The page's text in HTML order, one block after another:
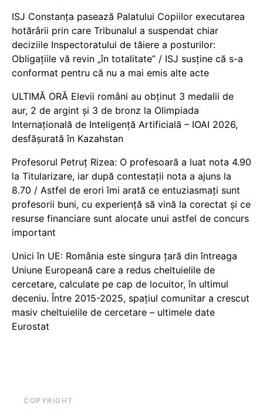
ISJ Constanța pasează Palatului Copiilor executarea
hotărârii prin care Tribunalul a suspendat chiar
deciziile Inspectoratului de tăiere a posturilor:
Obligațiile vă revin „în totalitate” / ISJ susține că s-a
conformat pentru că nu a mai emis alte acte
ULTIMĂ ORĂ Elevii români au obținut 3 medalii de
aur, 2 de argint și 3 de bronz la Olimpiada
Internațională de Inteligență Artificială – IOAI 2026,
desfășurată în Kazahstan
Profesorul Petruț Rizea: O profesoară a luat nota 4.90
la Titularizare, iar după contestații nota a ajuns la
8.70 / Astfel de erori îmi arată ce entuziasmați sunt
profesorii buni, cu experiență să vină la corectat și ce
resurse financiare sunt alocate unui astfel de concurs
important
Unici în UE: România este singura țară din întreaga
Uniune Europeană care a redus cheltuielile de
cercetare, calculate pe cap de locuitor, în ultimul
deceniu. Între 2015-2025, spațiul comunitar a crescut
masiv cheltuielile de cercetare – ultimele date
Eurostat
COPYRIGHT